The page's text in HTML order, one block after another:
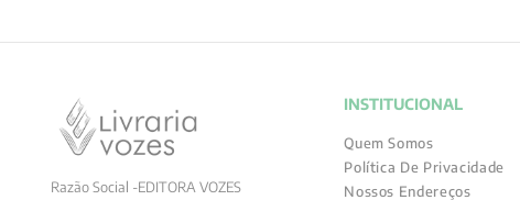
Razão Social -EDITORA VOZES
INSTITUCIONAL
Quem Somos
Política De Privacidade
Nossos Endereços